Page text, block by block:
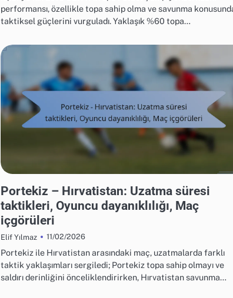
performansı, özellikle topa sahip olma ve savunma
taktiksel güçlerini vurguladı. Yaklaşık %60 topa…
Portekiz – Hırvatistan: Uzatma süresi
taktikleri, Oyuncu dayanıklılığı, Maç
içgörüleri
Elif Yılmaz 11/02/2026
Portekiz ile Hırvatistan arasındaki maç, uzatmalarda farklı
taktik yaklaşımları sergiledi; Portekiz topa sahip olmayı ve
saldırı derinliğini önceliklendirirken, Hırvatistan savunma…